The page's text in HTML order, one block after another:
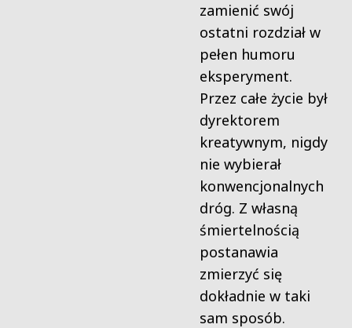
zamienić swój
ostatni rozdział w
pełen humoru
eksperyment.
Przez całe życie był
dyrektorem
kreatywnym, nigdy
nie wybierał
konwencjonalnych
dróg. Z własną
śmiertelnością
postanawia
zmierzyć się
dokładnie w taki
sam sposób.